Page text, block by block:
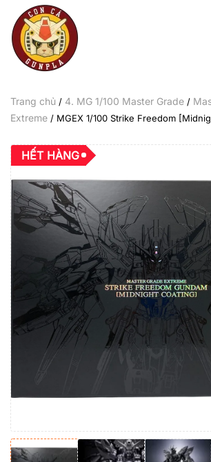
Trang chủ / 4. MG 1/100 Master Grade /
Extreme / MGEX 1/100 Strike Freedom
HẾT HÀNG